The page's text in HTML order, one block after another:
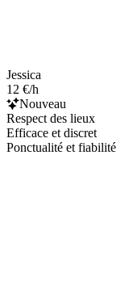
Jessica
12 €/h
Nouveau
Respect des lieux
Efficace et discret
Ponctualité et fiabilité